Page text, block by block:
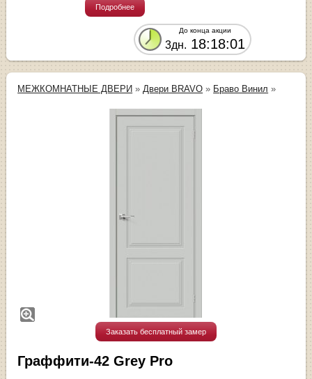
Подробнее
До конца акции
3дн. 18:18:01
МЕЖКОМНАТНЫЕ ДВЕРИ » Двери BRAVO » Браво Винил »
Заказать бесплатный замер
Граффити-42 Grey Pro